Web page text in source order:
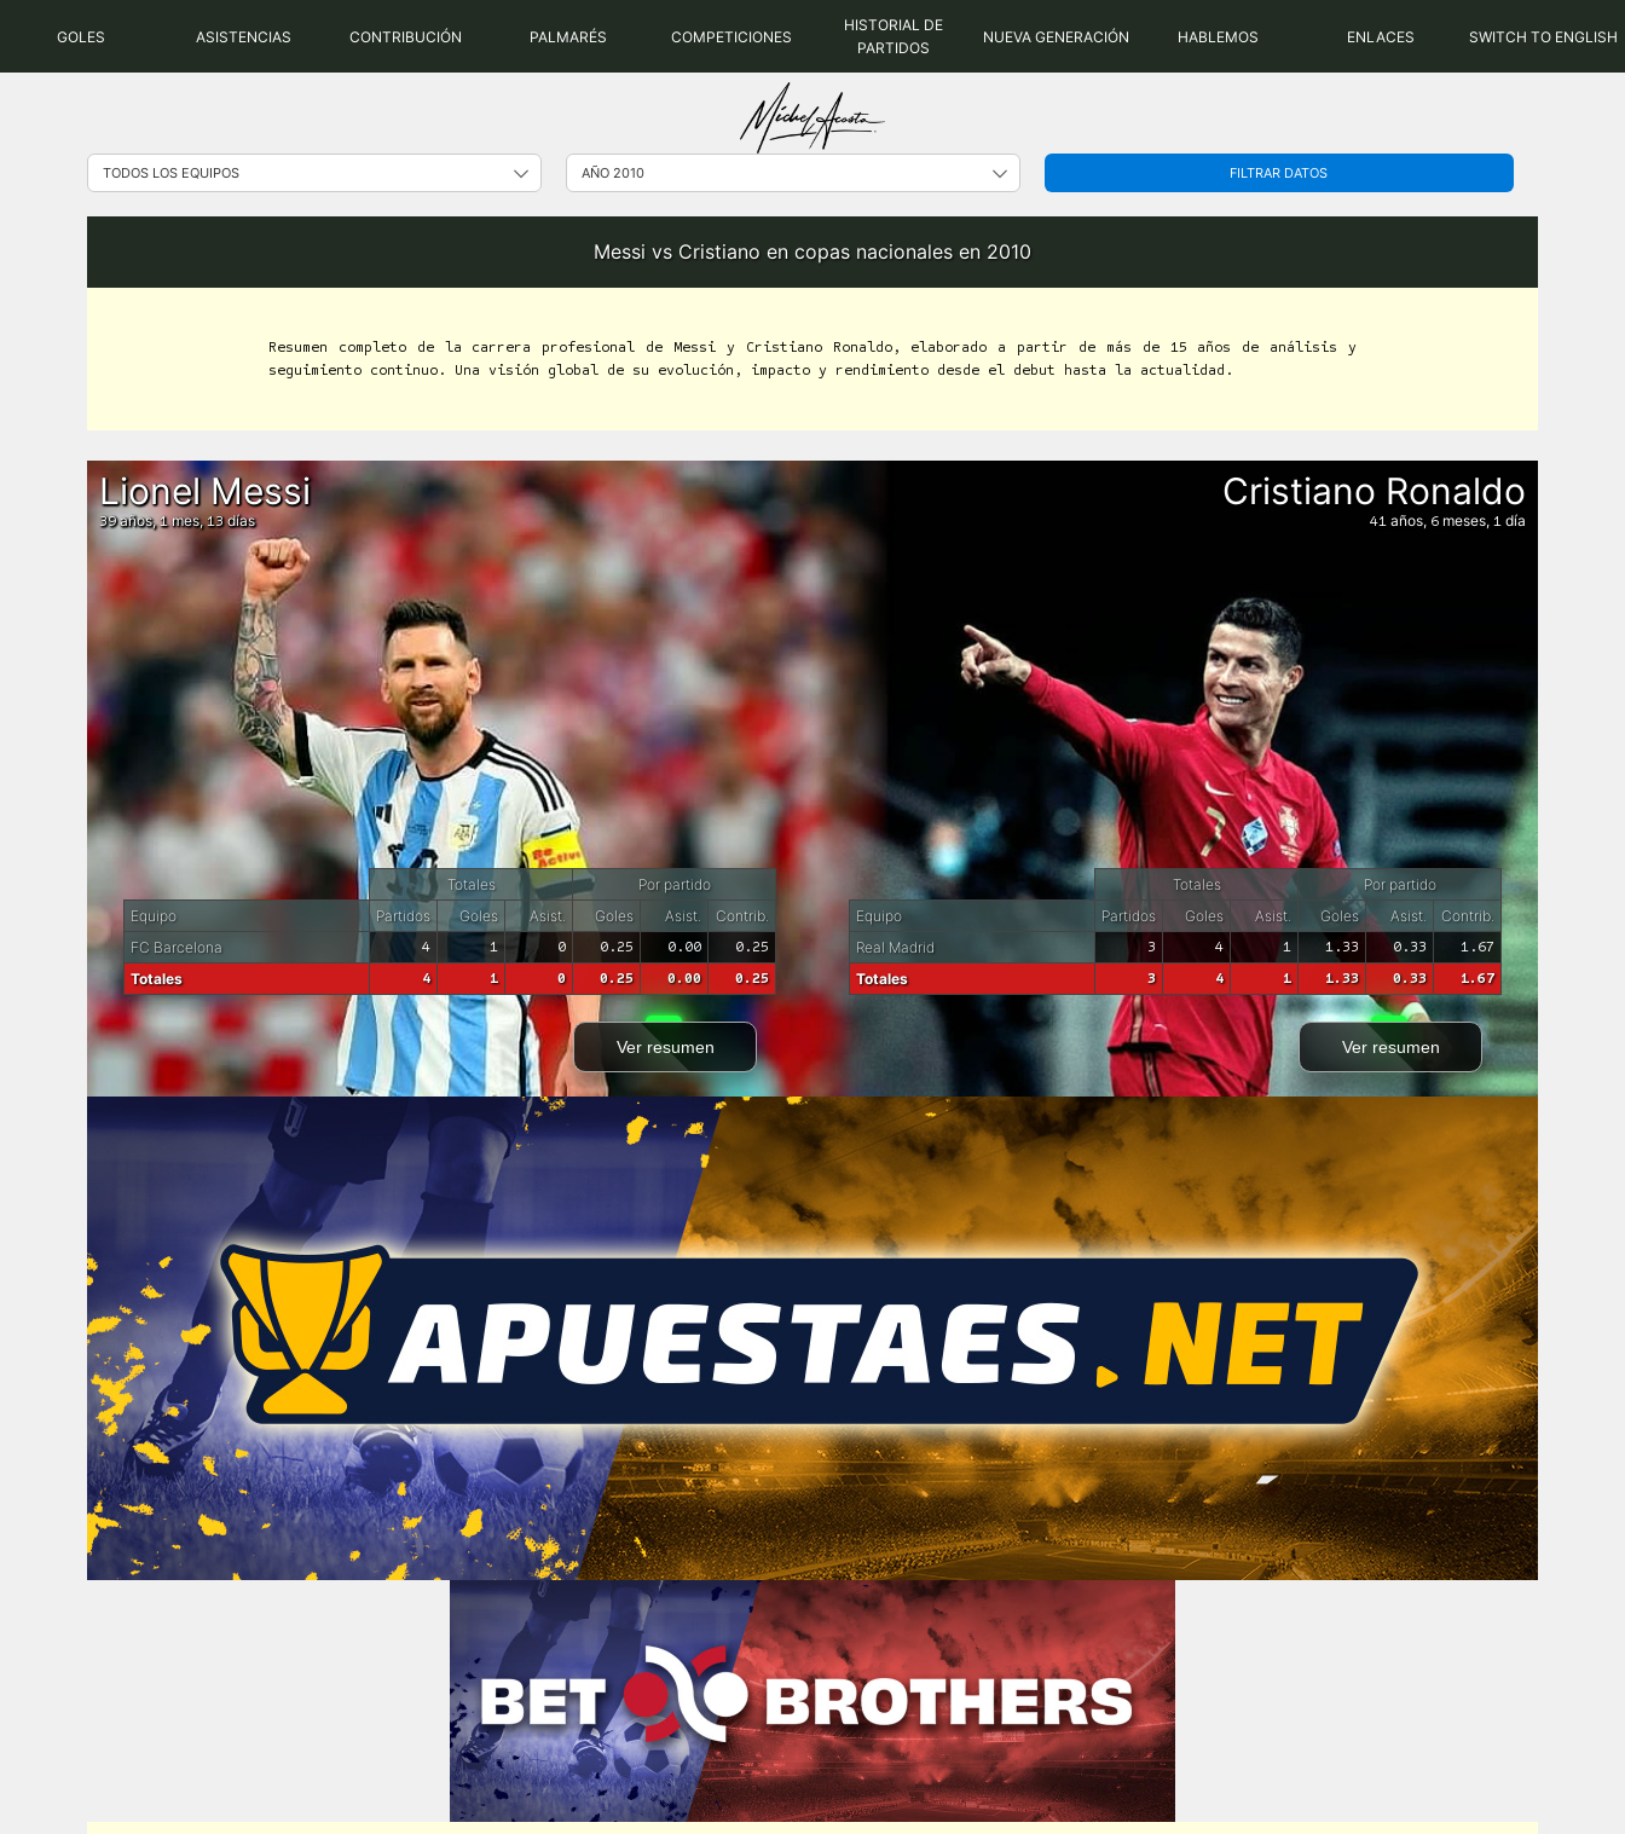
GOLES ASISTENCIAS CONTRIBUCIÓN PALMARÉS COMPETICIONES
HISTORIAL DE
PARTIDOS
NUEVA GENERACIÓN HABLEMOS ENLACES SWITCH TO ENGLISH
FILTRAR DATOS
Messi vs Cristiano en copas nacionales en 2010
Resumen completo de la carrera profesional de Messi y Cristiano Ronaldo, elaborado a partir de más de 15 años de análisis y
seguimiento continuo. Una visión global de su evolución, impacto y rendimiento desde el debut hasta la actualidad.
Totales
Por partido
Equipo
Partidos Goles Asist. Goles Asist.
Contrib.
FC Barcelona
4 1 0 0.25 0.00 0.25
Totales 4 1 0 0.25 0.00 0.25
Ver resumen
Lionel Messi
39años,1mes, 13días
Totales
Por partido
Equipo
Partidos Goles Asist. Goles Asist.
Contrib.
Real Madrid
3 4 1 1.33 0.33 1.67
Totales 3 4 1 1.33 0.33 1.67
Ver resumen
Cristiano Ronaldo
41 años, 6 meses, 1 día